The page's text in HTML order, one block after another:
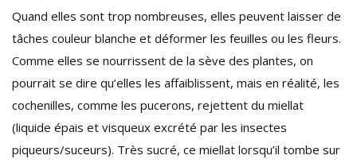
Quand elles sont trop nombreuses, elles peuvent laisser de
tâches couleur blanche et déformer les feuilles ou les fleurs.
Comme elles se nourrissent de la sève des plantes, on
pourrait se dire qu’elles les affaiblissent, mais en réalité, les
cochenilles, comme les pucerons, rejettent du miellat
(liquide épais et visqueux excrété par les insectes
piqueurs/suceurs). Très sucré, ce miellat lorsqu’il tombe sur